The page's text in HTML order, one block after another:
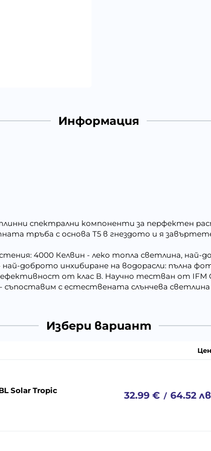
Информация
спектрални компоненти за перфектен
тръба с основа T5 в гнездото и я
4000 Келвин - леко топла светлина, най-
доброто инхибиране на водорасли: пълна
от клас В. Научно тестван от IFM
с естествената слънчева светлина
Избери вариант
Solar Tropic
32.99 € / 64.52